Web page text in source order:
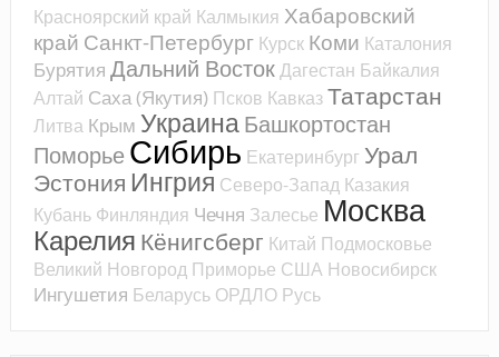
Красноярский край Калмыкия Хабаровский
край Санкт-Петербург Курск Коми Каталония
Бурятия Дальний ВостокДагестан Байкалия
Алтай Саха (Якутия) Псков КавказТатарстан
Литва Крым УкраинаБашкортостан
ПоморьеСибирь Екатеринбург Урал
Эстония Ингрия Северо-Запад Казакия
Кубань Финляндия Чечня Залесье Москва
Карелия Кёнигсберг Китай Подмосковье
Великий Новгород Приморье США Новосибирск
Ингушетия Беларусь ОРДЛО Русь